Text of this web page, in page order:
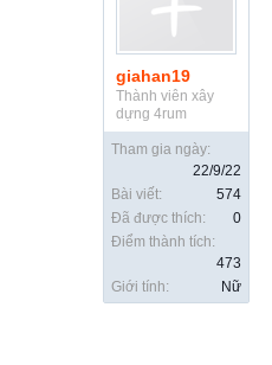
giahan19
Thành viên xây
dựng 4rum
Tham gia ngày:
22/9/22
Bài viết:
574
Đã được thích:
0
Điểm thành tích:
473
Giới tính:
Nữ